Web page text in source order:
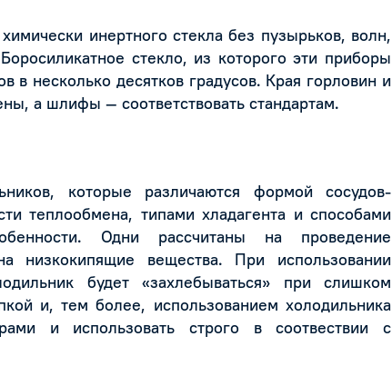
инертного стекла без пузырьков, волн,
стекло, из которого эти приборы
в несколько десятков градусов. Края горловин и
а шлифы — соответствовать стандартам.
которые различаются формой сосудов-
теплообмена, типами хладагента и способами
Одни рассчитаны на проведение
низкокипящие вещества. При использовании
будет «захлебываться» при слишком
и, тем более, использованием холодильника
и использовать строго в соотвествии с